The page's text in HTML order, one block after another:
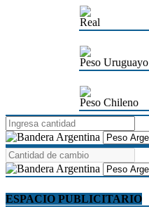
Real
Peso Uruguayo
Peso Chileno
ESPACIO PUBLICITARIO